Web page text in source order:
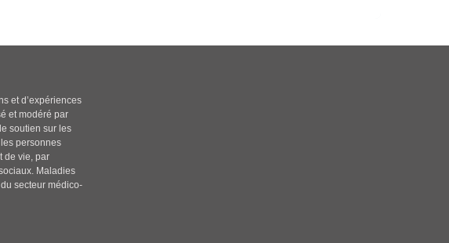
et d’expériences
et modéré par
soutien sur les
personnes
de vie, par
Maladies
secteur médico-